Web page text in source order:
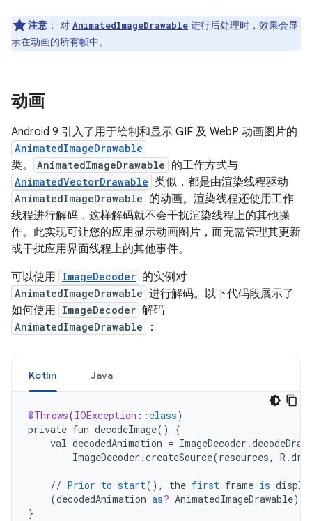
注意 ： 对 AnimatedImageDrawable 进行后处理时，效果会显
示在动画的所有帧中。
动画
Android 9 引入了用于绘制和显示 GIF 及 WebP 动画图片的
AnimatedImageDrawable
类。 AnimatedImageDrawable 的工作方式与
AnimatedVectorDrawable 类似，都是由渲染线程驱动
AnimatedImageDrawable 的动画。渲染线程还使用工作
线程进行解码，这样解码就不会干扰渲染线程上的其他操
作。此实现可让您的应用显示动画图片，而无需管理其更新
或干扰应用界面线程上的其他事件。
可以使用 ImageDecoder 的实例对
AnimatedImageDrawable 进行解码。以下代码段展示了
如何使用 ImageDecoder 解码
AnimatedImageDrawable ：
Kotlin Java
@Throws(IOException : :class)
private fun decodeImage()
{
val decodedAnimation = ImageDecoder .
ImageDecoder .createSource(resources, R .
// Prior to start(), the first frame is
(decodedAnimation as? AnimatedImageDrawable)
}